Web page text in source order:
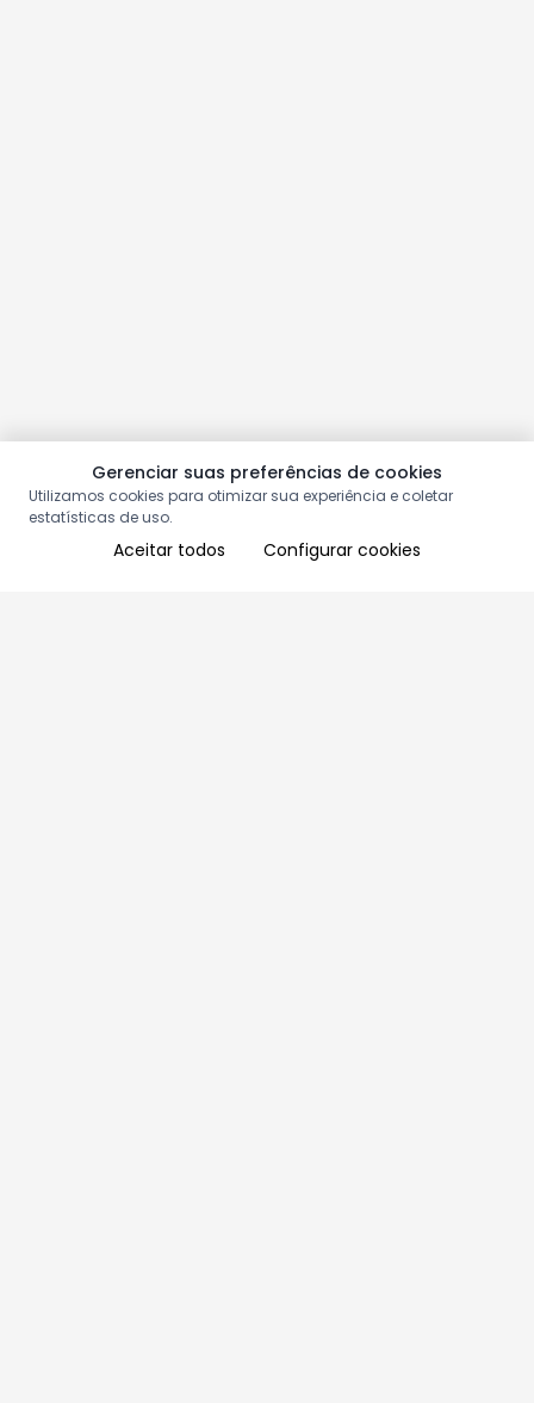
Gerenciar suas preferências de cookies
Utilizamos cookies para otimizar sua experiência e coletar
estatísticas de uso.
Aceitar todos Configurar cookies